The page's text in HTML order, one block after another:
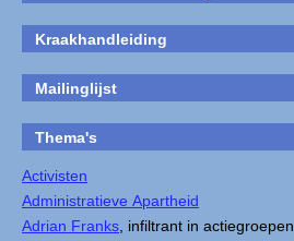
Kraakhandleiding
Mailinglijst
Thema's
Activisten
Administratieve Apartheid
Adrian Franks , infiltrant in actiegroepen